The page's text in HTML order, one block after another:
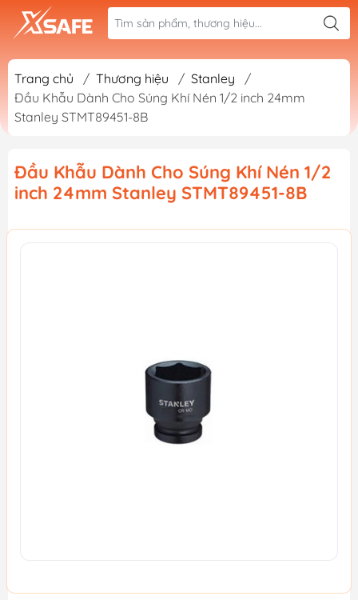
Trang chủ / Thương hiệu / Stanley
/
Đầu Khẫu Dành Cho Súng Khí Nén 1/2 inch 24mm
Stanley STMT89451-8B
Đầu Khẫu Dành Cho Súng Khí Nén 1/2
inch 24mm Stanley STMT89451-8B